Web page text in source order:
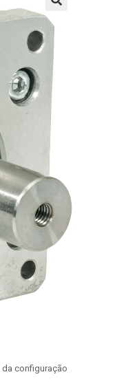
🔍
configuração